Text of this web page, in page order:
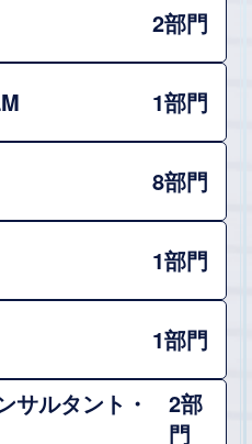
2部門
1部門
8部門
1部門
1部門
サルタント・
2部
門